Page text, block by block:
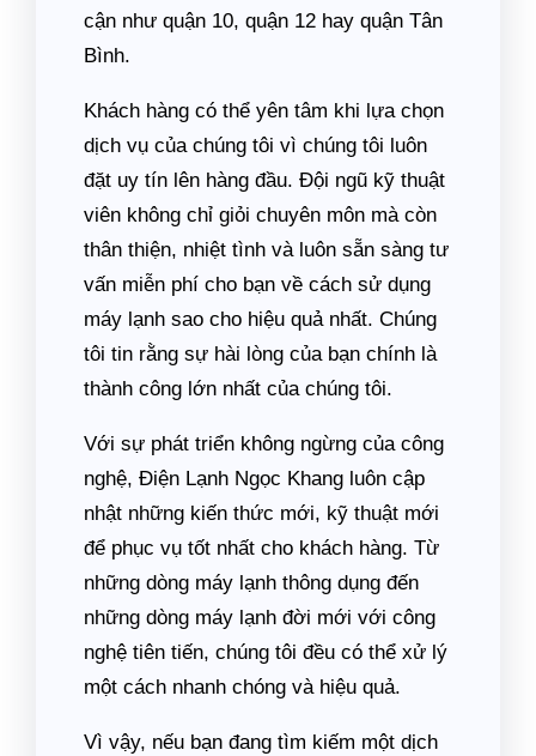
cận như quận 10, quận 12 hay quận Tân
Bình.
Khách hàng có thể yên tâm khi lựa chọn
dịch vụ của chúng tôi vì chúng tôi luôn
đặt uy tín lên hàng đầu. Đội ngũ kỹ thuật
viên không chỉ giỏi chuyên môn mà còn
thân thiện, nhiệt tình và luôn sẵn sàng tư
vấn miễn phí cho bạn về cách sử dụng
máy lạnh sao cho hiệu quả nhất. Chúng
tôi tin rằng sự hài lòng của bạn chính là
thành công lớn nhất của chúng tôi.
Với sự phát triển không ngừng của công
nghệ, Điện Lạnh Ngọc Khang luôn cập
nhật những kiến thức mới, kỹ thuật mới
để phục vụ tốt nhất cho khách hàng. Từ
những dòng máy lạnh thông dụng đến
những dòng máy lạnh đời mới với công
nghệ tiên tiến, chúng tôi đều có thể xử lý
một cách nhanh chóng và hiệu quả.
Vì vậy, nếu bạn đang tìm kiếm một dịch